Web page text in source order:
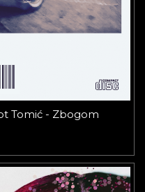
Tomić - Zbogom